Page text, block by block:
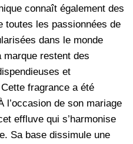
connaît également des
toutes les passionnées de
dans le monde
restent des
et
fragrance a été
l’occasion de son mariage
effluve qui s’harmonise
Sa base dissimule une